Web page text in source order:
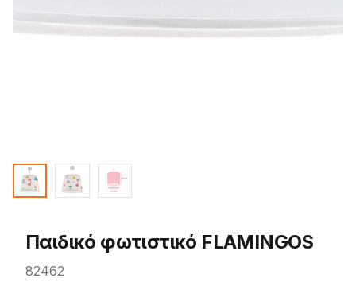
Παιδικό φωτιστικό FLAMINGOS
82462